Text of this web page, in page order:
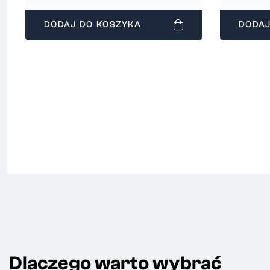
DODAJ DO KOSZYKA
Dlaczego warto wybrać